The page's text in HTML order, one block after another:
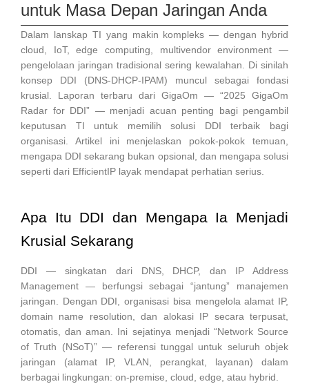
untuk Masa Depan Jaringan Anda
Dalam lanskap TI yang makin kompleks — dengan hybrid
cloud, IoT, edge computing, multivendor environment —
pengelolaan jaringan tradisional sering kewalahan. Di sinilah
konsep DDI (DNS-DHCP-IPAM) muncul sebagai fondasi
krusial. Laporan terbaru dari GigaOm — “2025 GigaOm
Radar for DDI” — menjadi acuan penting bagi pengambil
keputusan TI untuk memilih solusi DDI terbaik bagi
organisasi. Artikel ini menjelaskan pokok-pokok temuan,
mengapa DDI sekarang bukan opsional, dan mengapa solusi
seperti dari EfficientIP layak mendapat perhatian serius.
Apa Itu DDI dan Mengapa Ia Menjadi
Krusial Sekarang
DDI — singkatan dari DNS, DHCP, dan IP Address
Management — berfungsi sebagai “jantung” manajemen
jaringan. Dengan DDI, organisasi bisa mengelola alamat IP,
domain name resolution, dan alokasi IP secara terpusat,
otomatis, dan aman. Ini sejatinya menjadi “Network Source
of Truth (NSoT)” — referensi tunggal untuk seluruh objek
jaringan (alamat IP, VLAN, perangkat, layanan) dalam
berbagai lingkungan: on-premise, cloud, edge, atau hybrid.